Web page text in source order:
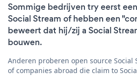
Sommige bedrijven try eerst
Social Stream of hebben een
beweert dat hij/zij a Social
bouwen.
Anderen proberen open source Social
of companies abroad die claim to